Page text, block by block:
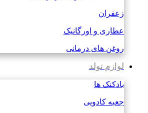
زعفران
عطاری و اورگانیک
روغن های درمانی
لوازم تولد
بادکنک ها
جعبه کادویی